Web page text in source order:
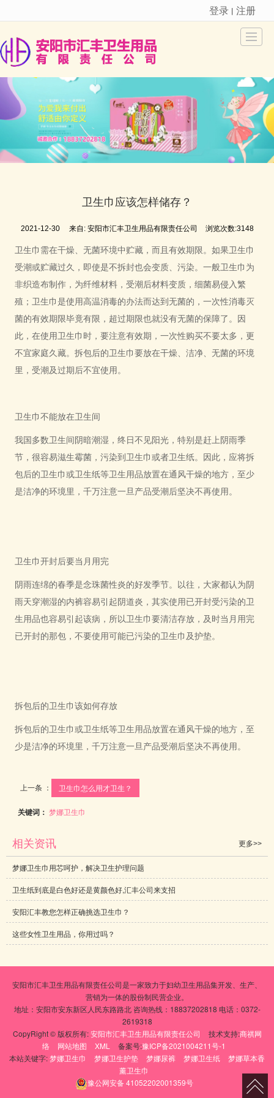
很遗憾，因您的浏览器版本过低导致无法获得最佳浏览体验，推荐下载安装谷歌浏览器！
登录 丨 注册
首页 新品推荐 新闻动态
卫生巾应该怎样储存？
2021-12-30 来自: 安阳市汇丰卫生用品有限责任公司 浏览次数:3148
卫生巾需在干燥、无菌环境中贮藏，而且有效期限。如果卫生巾
受潮或贮藏过久，即使是不拆封也会变质、污染。一般卫生巾为
非织造布制作，为纤维材料，受潮后材料变质，细菌易侵入繁
殖；卫生巾是使用高温消毒的办法而达到无菌的，一次性消毒灭
菌的有效期限毕竟有限，超过期限也就没有无菌的保障了。因
此，在使用卫生巾时，要注意有效期，一次性购买不要太多，更
不宜家庭久藏。拆包后的卫生巾要放在干燥、洁净、无菌的环境
里，受潮及过期后不宜使用。
卫生巾不能放在卫生间
我国多数卫生间阴暗潮湿，终日不见阳光，特别是赶上阴雨季
节，很容易滋生霉菌，污染到卫生巾或者卫生纸。因此，应将拆
包后的卫生巾或卫生纸等卫生用品放置在通风干燥的地方，至少
是洁净的环境里，千万注意一旦产品受潮后坚决不再使用。
卫生巾开封后要当月用完
阴雨连绵的春季是念珠菌性炎的好发季节。以往，大家都认为阴
雨天穿潮湿的内裤容易引起阴道炎，其实使用已开封受污染的卫
生用品也容易引起该病，所以卫生巾要清洁存放，及时当月用完
已开封的那包，不要使用可能已污染的卫生巾及护垫。
拆包后的卫生巾该如何存放
拆包后的卫生巾或卫生纸等卫生用品放置在通风干燥的地方，至
少是洁净的环境里，千万注意一旦产品受潮后坚决不再使用。
上一条 ： 卫生巾怎么用才卫生？
关键词：梦娜卫生巾
相关资讯 更多>>
梦娜卫生巾用芯呵护，解决卫生护理问题
卫生纸到底是白色好还是黄颜色好,汇丰公司来支招
安阳汇丰教您怎样正确挑选卫生巾？
这些女性卫生用品，你用过吗？
安阳市汇丰卫生用品有限责任公司是一家致力于妇幼卫生用品集开发、生产、
营销为一体的股份制民营企业。
地址：安阳市安东新区人民东路路北 咨询热线：18837202818 电话：0372-
2619318
CopyRight © 版权所有:安阳市汇丰卫生用品有限责任公司 技术支持:商祺网
络
网站地图 XML 备案号:豫ICP备2021004211号-1
本站关键字:梦娜卫生巾 梦娜卫生护垫 梦娜尿裤 梦娜卫生纸
梦娜草本香
薰卫生巾
豫公网安备 41052202001359号